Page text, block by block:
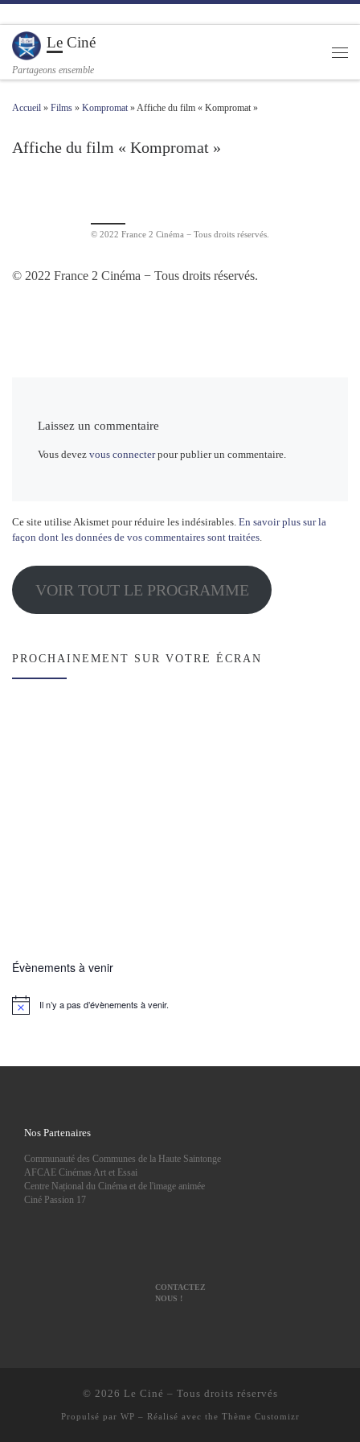
Passer au contenu
Le Ciné
Partageons ensemble
Accueil » Films » Kompromat » Affiche du film « Kompromat »
Affiche du film « Kompromat »
© 2022 France 2 Cinéma − Tous droits réservés.
© 2022 France 2 Cinéma − Tous droits réservés.
Laissez un commentaire
Vous devezvous connecterpour publier un commentaire.
Ce site utilise Akismet pour réduire les indésirables. En savoir plus sur la
façon dont les données de vos commentaires sont traitées
VOIR TOUT LE PROGRAMME
PROCHAINEMENT SUR VOTRE ÉCRAN
Évènements à venir
e
Il n’y a pas d’évènements à venir.
Nos Partenaires
Communauté des Communes de la Haute Saintonge
AFCAE Cinémas Art et Essai
Centre Național du Cinéma et de l'image animée
Ciné Passion 17
CONTACTEZ
NOUS !
© 2026 Le Ciné – Tous droits réservés
Propulsé par WP – Réalisé avec the Thème Customizr